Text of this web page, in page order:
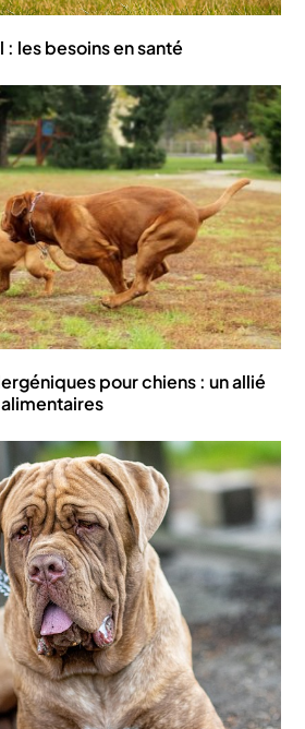
les besoins en santé
pour chiens : un allié